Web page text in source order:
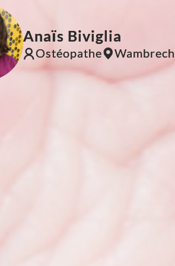
Anaïs Biviglia
Ostéopathe